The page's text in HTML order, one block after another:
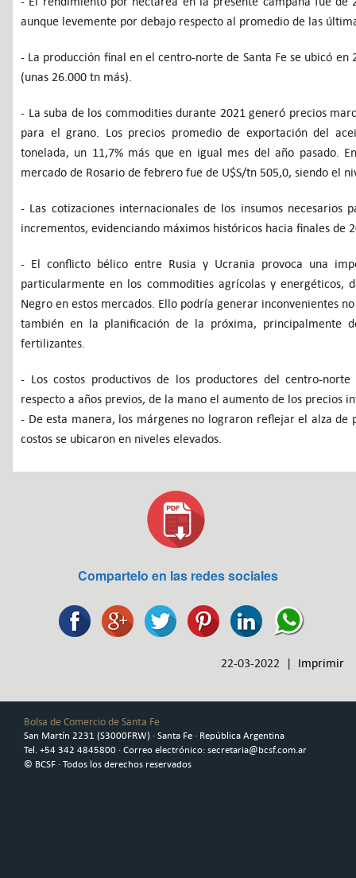
aunque levemente por debajo respecto al promedio de las
- La producción final en el centro-norte de Santa Fe se ubicó
(unas 26.000 tn más).
- La suba de los commodities durante 2021 generó precios
para el grano. Los precios promedio de exportación del
tonelada, un 11,7% más que en igual mes del año pasado.
mercado de Rosario de febrero fue de U$S/tn 505,0, siendo el
- Las cotizaciones internacionales de los insumos
incrementos, evidenciando máximos históricos hacia finales de
- El conflicto bélico entre Rusia y Ucrania provoca una
particularmente en los commodities agrícolas y
Negro en estos mercados. Ello podría generar inconvenientes
también en la planificación de la próxima, principalmente
fertilizantes.
- Los costos productivos de los productores del centro-
respecto a años previos, de la mano el aumento de los precios
- De esta manera, los márgenes no lograron reflejar el alza
costos se ubicaron en niveles elevados.
Compartelo en las redes sociales
22-03-2022 | Imprimir
Bolsa de Comercio de Santa Fe
San Martín 2231 (S3000FRW) · Santa Fe · República Argentina
Tel. +54 342 4845800 · Correo electrónico: secretaria@bcsf.com.ar
© BCSF · Todos los derechos reservados